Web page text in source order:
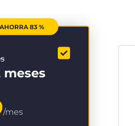
83 %
meses
/mes